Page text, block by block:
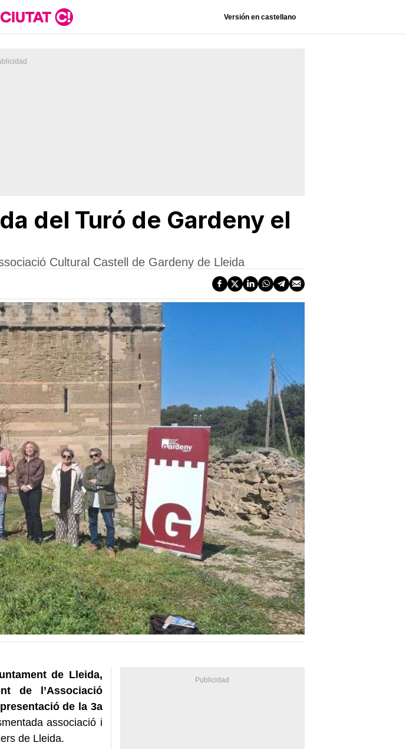
Versión en castellano
del Turó de Gardeny el
Cultural Castell de Gardeny de Lleida
de Lleida,
de l’Associació
presentació de la 3a
associació i
de Lleida.